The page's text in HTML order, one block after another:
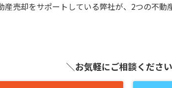
産売却をサポートしている弊社が、2つの不
＼お気軽にご相談くださ